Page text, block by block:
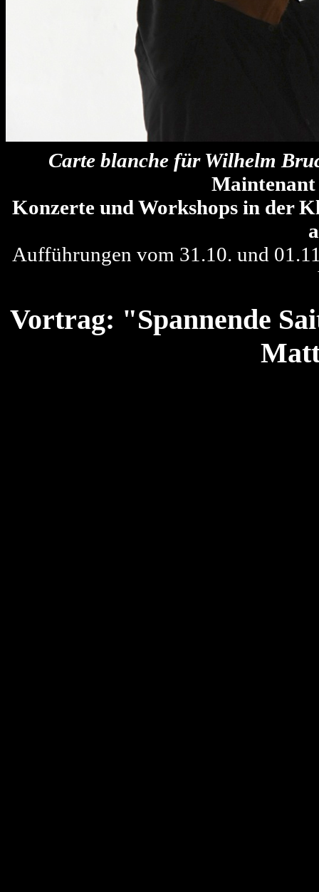
Carte blanche für Wilhelm
Konzerte und Workshops in der
Aufführungen vom 31.10. und
Vortrag: "Spannende